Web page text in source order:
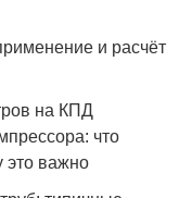
и расчёт
на КПД
что
это важно